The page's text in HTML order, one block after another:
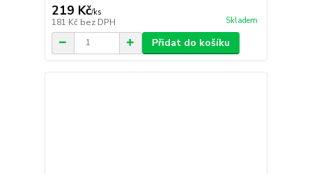
219 Kč/ks
181 Kč bez DPH Skladem
Přidat do košíku